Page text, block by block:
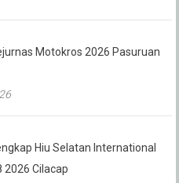
Motokros 2026 Pasuruan
Hiu Selatan International
2026 Cilacap